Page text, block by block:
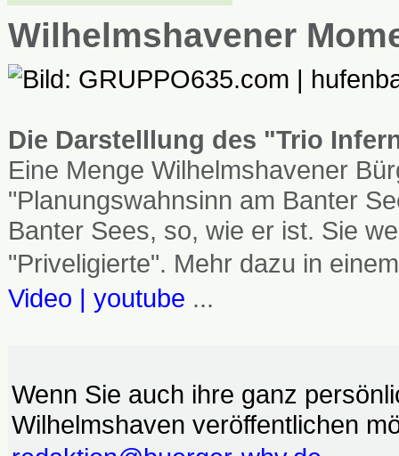
Wilhelmshavener
Die Darstelllung des "Trio
Eine Menge Wilhelmshavener
"Planungswahnsinn am Banter
Banter Sees, so, wie er ist. Sie
"Priveligierte". Mehr dazu in
Video | youtube ...
Wenn Sie auch ihre ganz
Wilhelmshaven veröffentlichen